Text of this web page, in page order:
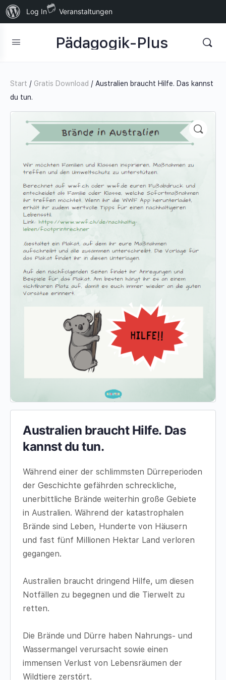
Über
WordPress
Log In Veranstaltungen
Pädagogik-Plus
Start / Gratis Download / Australien braucht Hilfe. Das kannst
du tun.
Australien braucht Hilfe. Das
kannst du tun.
Während einer der schlimmsten Dürreperioden
der Geschichte gefährden schreckliche,
unerbittliche Brände weiterhin große Gebiete
in Australien. Während der katastrophalen
Brände sind Leben, Hunderte von Häusern
und fast fünf Millionen Hektar Land verloren
gegangen.
Australien braucht dringend Hilfe, um diesen
Notfällen zu begegnen und die Tierwelt zu
retten.
Die Brände und Dürre haben Nahrungs- und
Wassermangel verursacht sowie einen
immensen Verlust von Lebensräumen der
Wildtiere zerstört.